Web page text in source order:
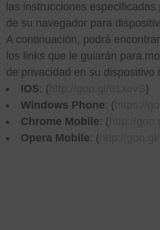
las instrucciones
de su navegador para
A continuación, podrá
los links que le guiarán para
de privacidad en su dispositivo
IOS: (
)
Windows Phone: (
Chrome Mobile: (
Opera Mobile: (